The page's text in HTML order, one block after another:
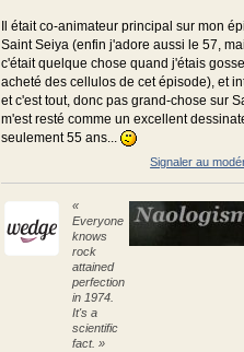
Il était co-animateur principal sur mon
Saint Seiya (enfin j'adore aussi le 57,
c'était quelque chose quand j'étais
acheté des cellulos de cet épisode), et
et c'est tout, donc pas grand-chose sur
m'est resté comme un excellent
seulement 55 ans...
Signaler au
«
Everyone
knows
rock
attained
perfection
in 1974.
It's a
scientific
fact. »